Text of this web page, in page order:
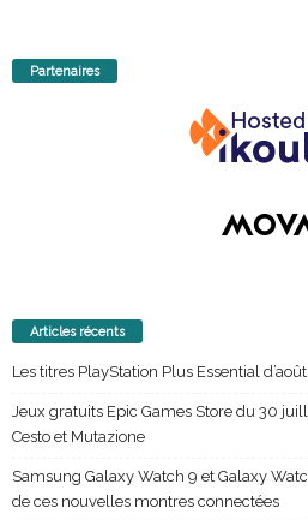
Partenaires
Articles récents
Les titres PlayStation Plus Essential
Jeux gratuits Epic Games Store du 30
Cesto et Mutazione
Samsung Galaxy Watch 9 et Galaxy
de ces nouvelles montres connectées